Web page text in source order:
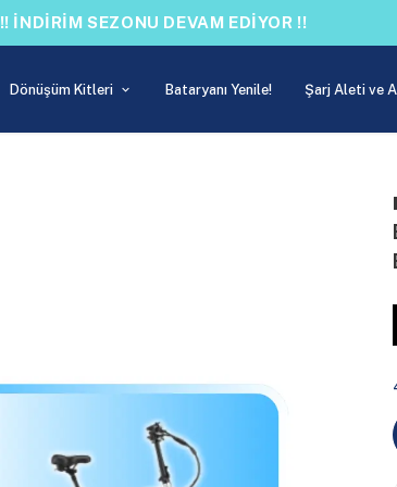
!! İNDİRİM SEZONU DEVAM EDİYOR !!
Dönüşüm Kitleri Bataryanı Yenile! Şarj Aleti ve